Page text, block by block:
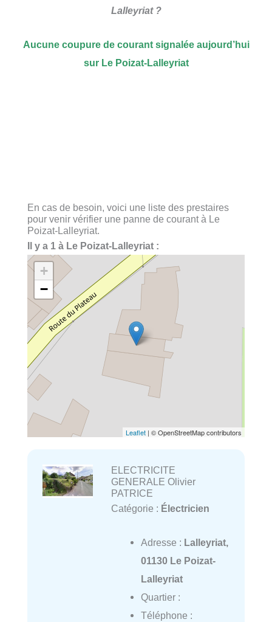
Lalleyriat ?
Aucune coupure de courant signalée aujourd’hui
sur Le Poizat-Lalleyriat
En cas de besoin, voici une liste des prestaires
pour venir vérifier une panne de courant à Le
Poizat-Lalleyriat.
Il y a 1 à Le Poizat-Lalleyriat :
+
−
Leaflet | © OpenStreetMap contributors
ELECTRICITE
GENERALE Olivier
PATRICE
Catégorie : Électricien
Adresse : Lalleyriat,
01130 Le Poizat-
Lalleyriat
Quartier :
Téléphone :